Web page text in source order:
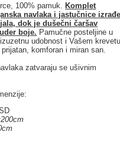
100% pamuk.
Komplet
navlaka i jastučnice
dok je dušečni čaršav
boje. Pamučne posteljine u
udobnost i Vašem
komforan i miran san.
zatvaraju se ušivnim